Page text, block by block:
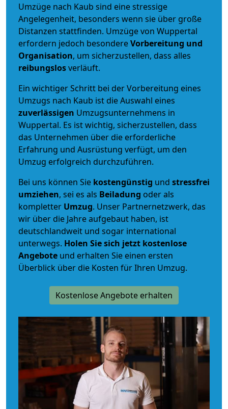
Umzüge nach Kaub sind eine stressige
Angelegenheit, besonders wenn sie über große
Distanzen stattfinden. Umzüge von Wuppertal
erfordern jedoch besondereVorbereitung und
Organisation, um sicherzustellen, dass alles
reibungslosverläuft.
Ein wichtiger Schritt bei der Vorbereitung eines
Umzugs nach Kaub ist die Auswahl eines
zuverlässigen Umzugsunternehmens in
Wuppertal. Es ist wichtig, sicherzustellen, dass
das Unternehmen über die erforderliche
Erfahrung und Ausrüstung verfügt, um den
Umzug erfolgreich durchzuführen.
Bei uns können Sie kostengünstig und stressfrei
umziehen, sei es als Beiladung oder als
kompletter Umzug. Unser Partnernetzwerk, das
wir über die Jahre aufgebaut haben, ist
deutschlandweit und sogar international
unterwegs. Holen Sie sich jetzt kostenlose
Angebote und erhalten Sie einen ersten
Überblick über die Kosten für Ihren Umzug.
Kostenlose Angebote erhalten